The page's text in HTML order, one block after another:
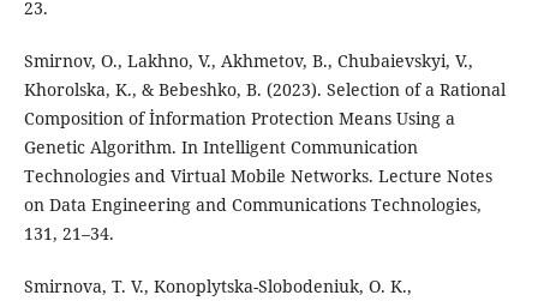
23.
Smirnov, O., Lakhno, V., Akhmetov, B., Chubaievskyi, V.,
Khorolska, K., & Bebeshko, B. (2023). Selection of a Rational
Composition of İnformation Protection Means Using a
Genetic Algorithm. In Intelligent Communication
Technologies and Virtual Mobile Networks. Lecture Notes
on Data Engineering and Communications Technologies,
131, 21–34.
Smirnova, T. V., Konoplytska-Slobodeniuk, O. K.,